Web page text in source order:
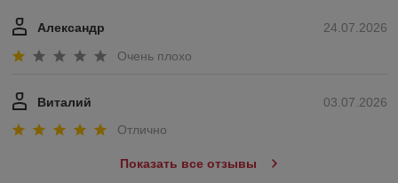
24.07.2026
Александр
Очень плохо
03.07.2026
Виталий
Отлично
Показать все отзывы